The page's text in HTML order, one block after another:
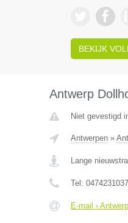
BEKIJK
Antwerp
Niet gevestigd
Antwerpen»
Lange
Tel: 0474231037
E-mail ›